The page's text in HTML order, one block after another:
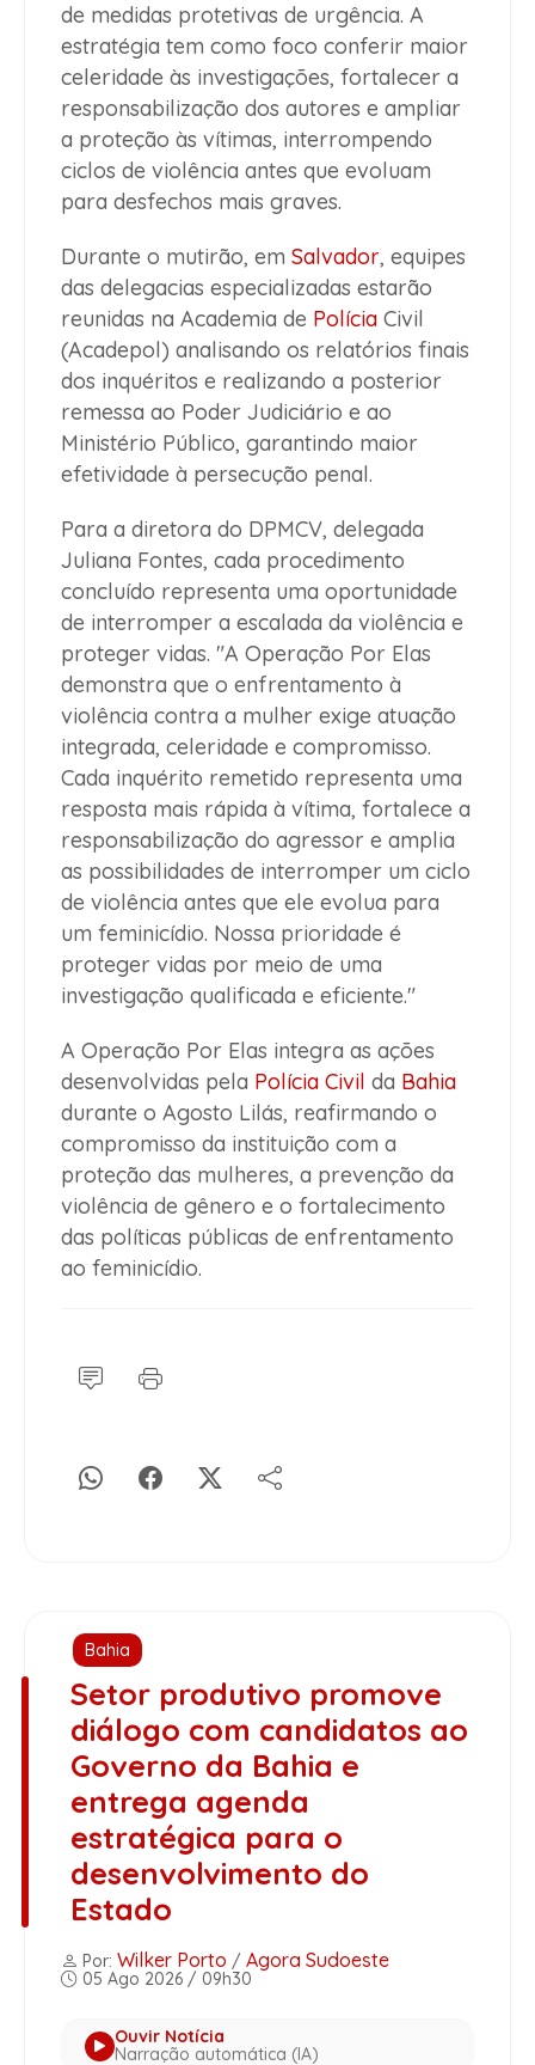
de medidas protetivas de urgência. A
estratégia tem como foco conferir maior
celeridade às investigações, fortalecer a
responsabilização dos autores e ampliar
a proteção às vítimas, interrompendo
ciclos de violência antes que evoluam
para desfechos mais graves.
Durante o mutirão, em Salvador, equipes
das delegacias especializadas estarão
reunidas na Academia de Polícia Civil
(Acadepol) analisando os relatórios finais
dos inquéritos e realizando a posterior
remessa ao Poder Judiciário e ao
Ministério Público, garantindo maior
efetividade à persecução penal.
Para a diretora do DPMCV, delegada
Juliana Fontes, cada procedimento
concluído representa uma oportunidade
de interromper a escalada da violência e
proteger vidas. "A Operação Por Elas
demonstra que o enfrentamento à
violência contra a mulher exige atuação
integrada, celeridade e compromisso.
Cada inquérito remetido representa uma
resposta mais rápida à vítima, fortalece a
responsabilização do agressor e amplia
as possibilidades de interromper um ciclo
de violência antes que ele evolua para
um feminicídio. Nossa prioridade é
proteger vidas por meio de uma
investigação qualificada e eficiente."
A Operação Por Elas integra as ações
desenvolvidas pela Polícia Civil da Bahia
durante o Agosto Lilás, reafirmando o
compromisso da instituição com a
proteção das mulheres, a prevenção da
violência de gênero e o fortalecimento
das políticas públicas de enfrentamento
ao feminicídio.
Bahia
Setor produtivo promove
diálogo com candidatos ao
Governo da Bahia e
entrega agenda
estratégica para o
desenvolvimento do
Estado
Por: Wilker Porto / Agora Sudoeste
05 Ago 2026 / 09h30
Ouvir Notícia
Narração automática (IA)